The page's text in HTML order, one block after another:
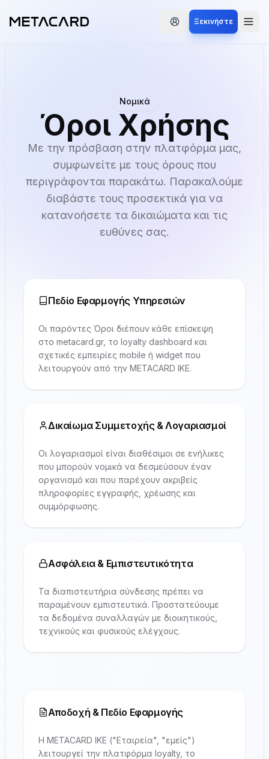
Ξεκινήστε
Νομικά
Όροι Χρήσης
Με την πρόσβαση στην πλατφόρμα μας,
συμφωνείτε με τους όρους που
περιγράφονται παρακάτω. Παρακαλούμε
διαβάστε τους προσεκτικά για να
κατανοήσετε τα δικαιώματα και τις
ευθύνες σας.
Πεδίο Εφαρμογής Υπηρεσιών
Οι παρόντες Όροι διέπουν κάθε επίσκεψη
στο metacard.gr, το loyalty dashboard και
σχετικές εμπειρίες mobile ή widget που
λειτουργούν από την METACARD IKE.
Δικαίωμα Συμμετοχής & Λογαριασμοί
Οι λογαριασμοί είναι διαθέσιμοι σε ενήλικες
που μπορούν νομικά να δεσμεύσουν έναν
οργανισμό και που παρέχουν ακριβείς
πληροφορίες εγγραφής, χρέωσης και
συμμόρφωσης.
Ασφάλεια & Εμπιστευτικότητα
Τα διαπιστευτήρια σύνδεσης πρέπει να
παραμένουν εμπιστευτικά. Προστατεύουμε
τα δεδομένα συναλλαγών με διοικητικούς,
τεχνικούς και φυσικούς ελέγχους.
Αποδοχή & Πεδίο Εφαρμογής
Η METACARD IKE ("Εταιρεία", "εμείς")
λειτουργεί την πλατφόρμα loyalty, το